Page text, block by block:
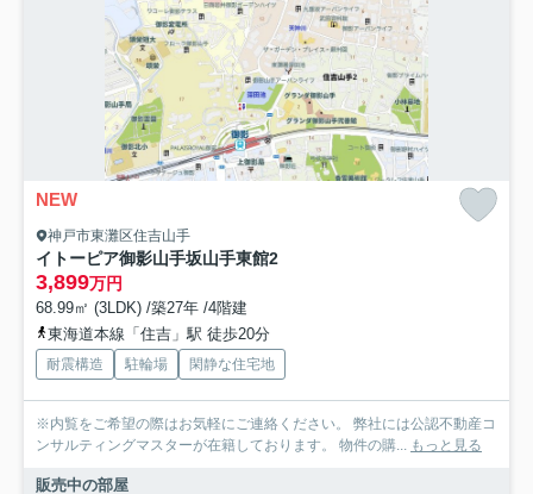
NEW
神戸市東灘区住吉山手
イトーピア御影山手坂山手東館2
3,899万円
68.99㎡ (3LDK) /築27年 /4階建
東海道本線「住吉」駅 徒歩20分
耐震構造 駐輪場 閑静な住宅地
※内覧をご希望の際はお気軽にご連絡ください。 弊社には公認不動産コ
ンサルティングマスターが在籍しております。 物件の購... もっと見る
販売中の部屋